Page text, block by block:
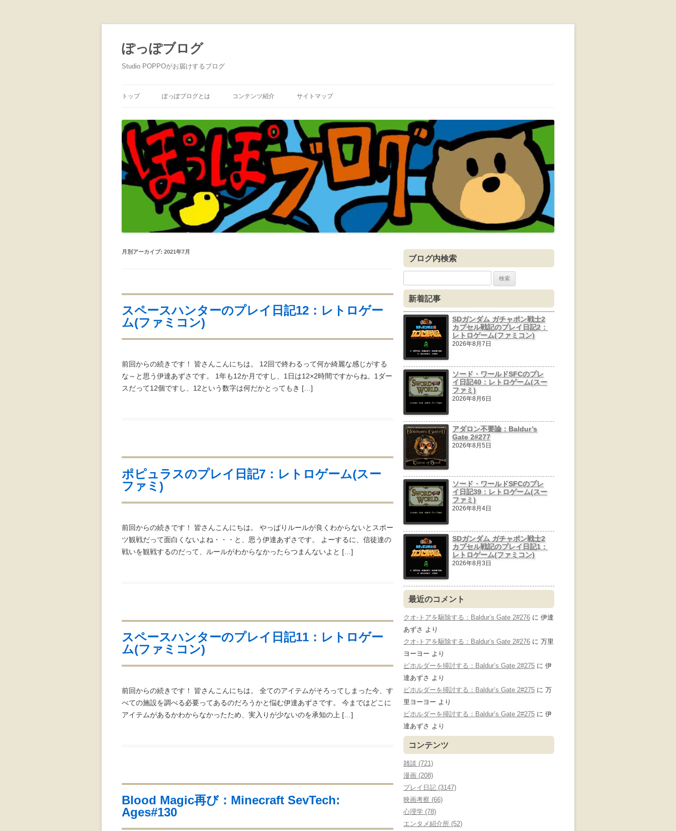
ぽっぽブログ
Studio POPPOがお届けするブログ
へ
ス
キ
ッ
プ
トップ ぽっぽブログとは コンテンツ紹介 サイトマップ
月別アーカイブ: 2021年7月
スペースハンターのプレイ日記12：レトロゲー
ム(ファミコン)
前回からの続きです！ 皆さんこんにちは。 12回で終わるって何か綺麗な感じがする
な～と思う伊達あずさです。 1年も12か月ですし、1日は12×2時間ですからね。1ダー
スだって12個ですし、12という数字は何だかとってもき […]
ポピュラスのプレイ日記7：レトロゲーム(スー
ファミ)
前回からの続きです！ 皆さんこんにちは。 やっぱりルールが良くわからないとスポー
ツ観戦だって面白くないよね・・・と、思う伊達あずさです。 よーするに、信徒達の
戦いを観戦するのだって、ルールがわからなかったらつまんないよと […]
スペースハンターのプレイ日記11：レトロゲー
ム(ファミコン)
前回からの続きです！ 皆さんこんにちは。 全てのアイテムがそろってしまった今、す
べての施設を調べる必要ってあるのだろうかと悩む伊達あずさです。 今まではどこに
アイテムがあるかわからなかったため、実入りが少ないのを承知の上 […]
Blood Magic再び：Minecraft SevTech:
Ages#130
ブログ内検索
索:
新着記事
SDガンダム ガチャポン戦士2
カプセル戦記のプレイ日記2：
レトロゲーム(ファミコン)
2026年8月7日
ソード・ワールドSFCのプレ
イ日記40：レトロゲーム(スー
ファミ)
2026年8月6日
アダロン不要論：Baldur’s
Gate 2#277
2026年8月5日
ソード・ワールドSFCのプレ
イ日記39：レトロゲーム(スー
ファミ)
2026年8月4日
SDガンダム ガチャポン戦士2
カプセル戦記のプレイ日記1：
レトロゲーム(ファミコン)
2026年8月3日
最近のコメント
クオ-トアを駆除する：Baldur’s Gate 2#276 に 伊達
あずさ より
クオ-トアを駆除する：Baldur’s Gate 2#276 に 万里
ヨーヨー より
ビホルダーを掃討する：Baldur’s Gate 2#275 に 伊
達あずさ より
ビホルダーを掃討する：Baldur’s Gate 2#275 に 万
里ヨーヨー より
ビホルダーを掃討する：Baldur’s Gate 2#275 に 伊
達あずさ より
コンテンツ
雑談 (721)
漫画 (208)
プレイ日記 (3147)
映画考察 (66)
心理学 (78)
エンタメ紹介所 (52)